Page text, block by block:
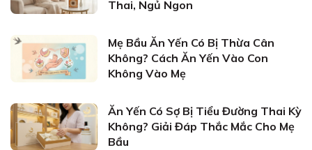
Thai, Ngủ Ngon
Mẹ Bầu Ăn Yến Có Bị Thừa Cân
Không? Cách Ăn Yến Vào Con
Không Vào Mẹ
Ăn Yến Có Sợ Bị Tiểu Đường Thai Kỳ
Không? Giải Đáp Thắc Mắc Cho Mẹ
Bầu